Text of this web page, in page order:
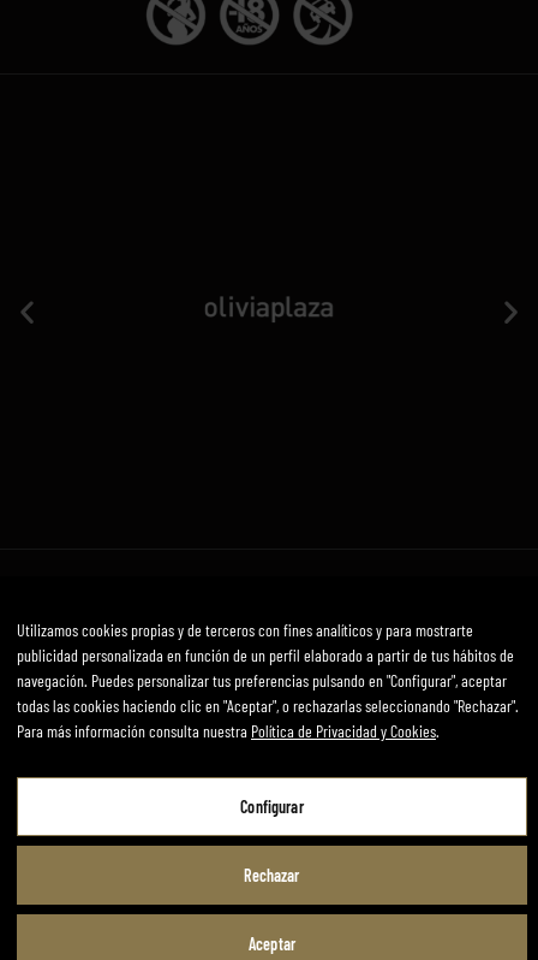
Desenvolupat per mirai
Utilizamos cookies propias y de terceros con fines analíticos y para mostrarte
publicidad personalizada en función de un perfil elaborado a partir de tus hábitos de
navegación. Puedes personalizar tus preferencias pulsando en "Configurar", aceptar
todas las cookies haciendo clic en "Aceptar", o rechazarlas seleccionando "Rechazar".
Para más información consulta nuestra Política de Privacidad y Cookies.
Configurar
Rechazar
Aceptar
Aviso Legal
Política de Privacidad y Cookies
Configurar